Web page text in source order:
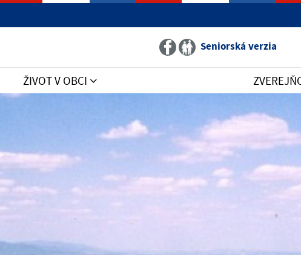
Seniorská verzia
ŽIVOT V OBCI